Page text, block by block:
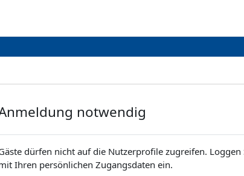
notwendig
dürfen nicht auf die Nutzerprofile zugreifen. Loggen
Ihren persönlichen Zugangsdaten ein.